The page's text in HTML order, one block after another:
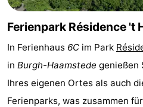
Hof
van
Haamstede
Zimmer
(mit
Frühstück)
Lastminutes
Strand
Sehen
Ferienpark Résidence 't
In Ferienhaus 6C im Park
in Burgh-Haamstede genießen
Ihres eigenen Ortes als auch
Ferienparks, was zusammen